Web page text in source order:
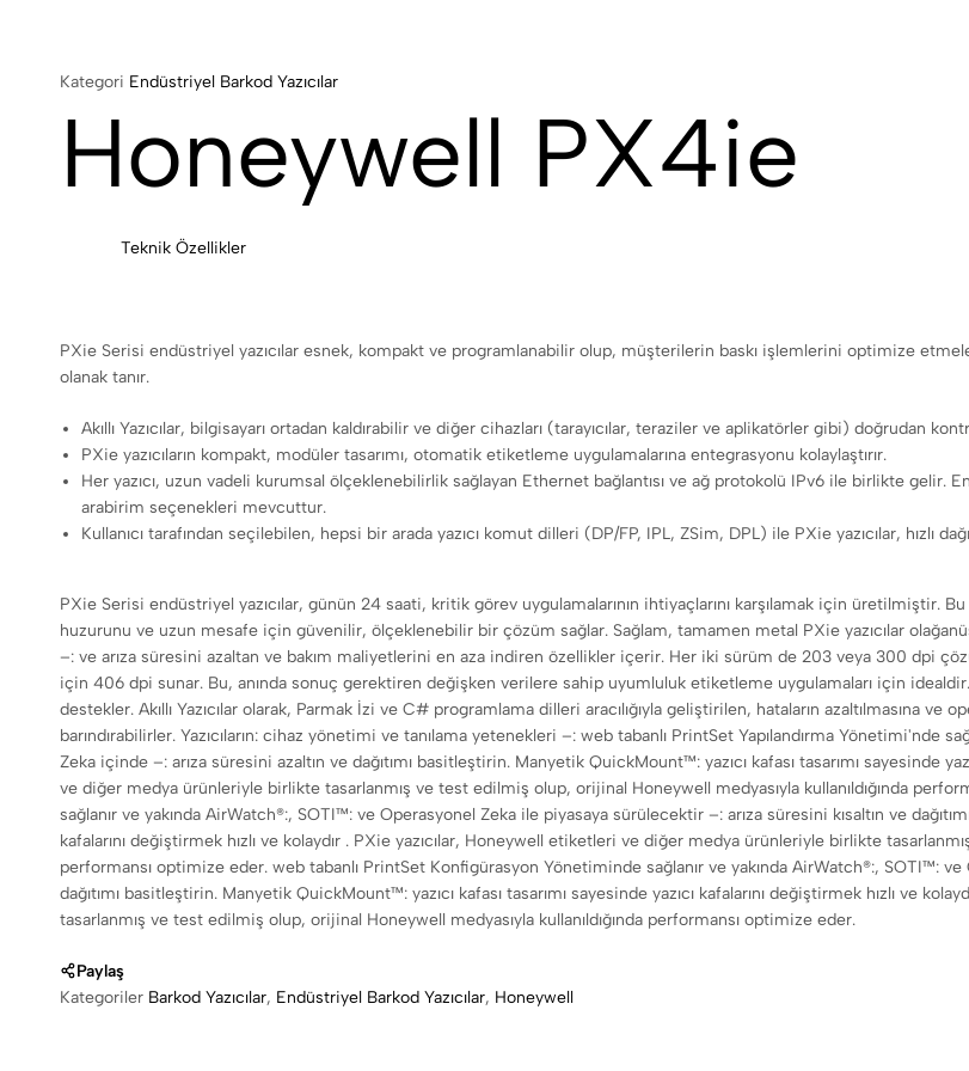
Kategori Endüstriyel Barkod Yazıcılar
Honeywell PX4ie
Teknik Özellikler
PXie Serisi endüstriyel yazıcılar esnek, kompakt ve programlanabilir olup, müşterilerin baskı işlemlerini optimize
olanak tanır.
Akıllı Yazıcılar, bilgisayarı ortadan kaldırabilir ve diğer cihazları (tarayıcılar, teraziler ve aplikatörler gibi) doğrudan
PXie yazıcıların kompakt, modüler tasarımı, otomatik etiketleme uygulamalarına entegrasyonu kolaylaştırır.
Her yazıcı, uzun vadeli kurumsal ölçeklenebilirlik sağlayan Ethernet bağlantısı ve ağ protokolü IPv6 ile birlikte gelir.
arabirim seçenekleri mevcuttur.
Kullanıcı tarafından seçilebilen, hepsi bir arada yazıcı komut dilleri (DP/FP, IPL, ZSim, DPL) ile PXie yazıcılar, hızlı
PXie Serisi endüstriyel yazıcılar, günün 24 saati, kritik görev uygulamalarının ihtiyaçlarını karşılamak için üretilmiştir.
huzurunu ve uzun mesafe için güvenilir, ölçeklenebilir bir çözüm sağlar. Sağlam, tamamen metal PXie yazıcılar
–: ve arıza süresini azaltan ve bakım maliyetlerini en aza indiren özellikler içerir. Her iki sürüm de 203 veya 300 dpi
için 406 dpi sunar. Bu, anında sonuç gerektiren değişken verilere sahip uyumluluk etiketleme uygulamaları için idealdir.
destekler. Akıllı Yazıcılar olarak, Parmak İzi ve C# programlama dilleri aracılığıyla geliştirilen, hataların azaltılmasına ve
barındırabilirler. Yazıcıların: cihaz yönetimi ve tanılama yetenekleri –: web tabanlı PrintSet Yapılandırma Yönetimi'nde
Zeka içinde –: arıza süresini azaltın ve dağıtımı basitleştirin. Manyetik QuickMount™: yazıcı kafası tasarımı sayesinde
ve diğer medya ürünleriyle birlikte tasarlanmış ve test edilmiş olup, orijinal Honeywell medyasıyla kullanıldığında
sağlanır ve yakında AirWatch®:, SOTI™: ve Operasyonel Zeka ile piyasaya sürülecektir –: arıza süresini kısaltın ve
kafalarını değiştirmek hızlı ve kolaydır . PXie yazıcılar, Honeywell etiketleri ve diğer medya ürünleriyle birlikte
performansı optimize eder. web tabanlı PrintSet Konfigürasyon Yönetiminde sağlanır ve yakında AirWatch®:, SOTI™:
dağıtımı basitleştirin. Manyetik QuickMount™: yazıcı kafası tasarımı sayesinde yazıcı kafalarını değiştirmek hızlı ve
tasarlanmış ve test edilmiş olup, orijinal Honeywell medyasıyla kullanıldığında performansı optimize eder.
Paylaş
Kategoriler Barkod Yazıcılar, Endüstriyel Barkod Yazıcılar, Honeywell